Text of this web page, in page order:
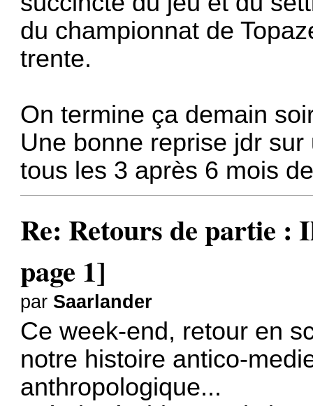
du championnat de
trente.
On termine ça demain
Une bonne reprise jdr
tous les 3 après 6 mois
Re: Retours de partie :
page 1]
par Saarlander
Ce week-end, retour en
notre histoire antico-
anthropologique...